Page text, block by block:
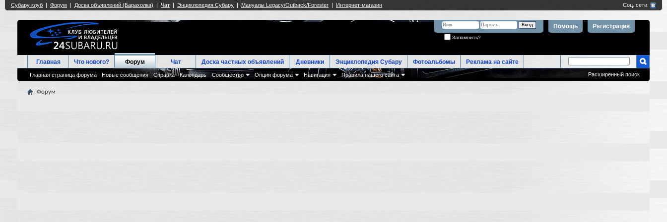
Регистрация
Помощь
Запомнить?
Главная Что нового? Форум
Главная страница форума Новые сообщения Справка Календарь Сообщество Опции форума Навигация Правила нашего сайта
Чат Доска частных объявлений Дневники Энциклопедия Субару Фотоальбомы Реклама на сайте
Расширенный поиск
Форум